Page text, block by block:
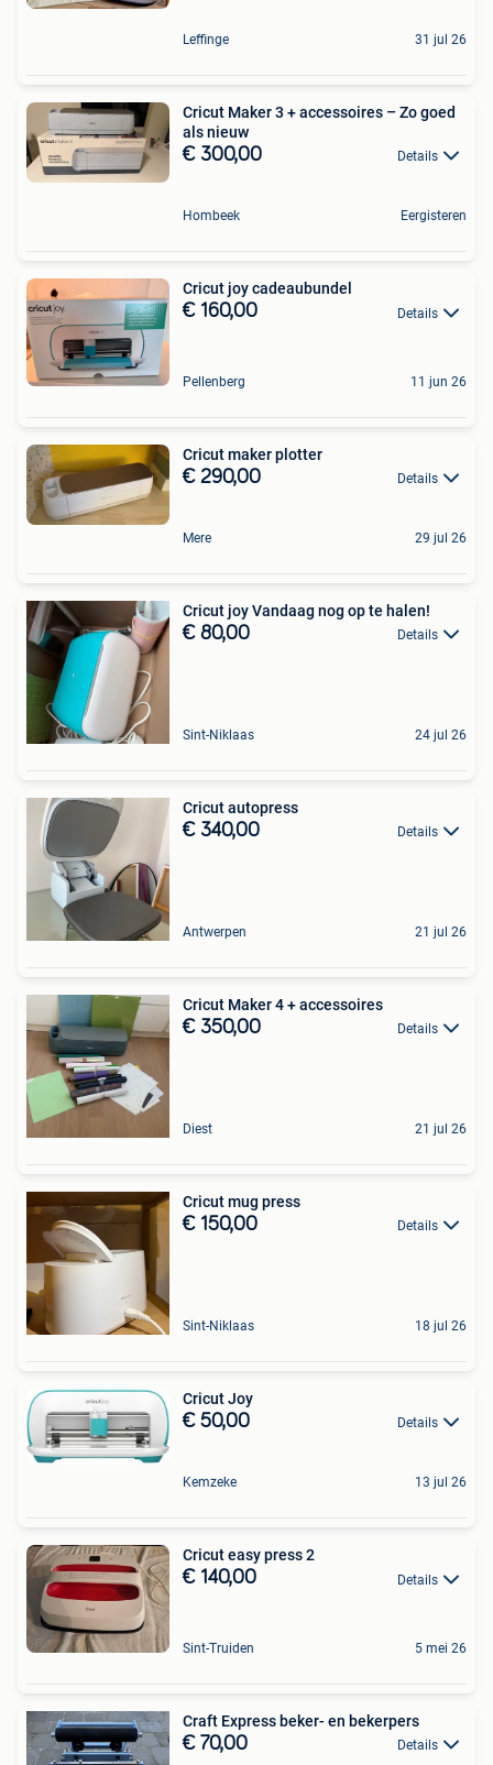
Leffinge 31 jul 26
Cricut Maker 3 + accessoires – Zo goed
als nieuw
€ 300,00 Details
Hombeek Eergisteren
Cricut joy cadeaubundel
€ 160,00 Details
Pellenberg 11 jun 26
Cricut maker plotter
€ 290,00 Details
Mere 29 jul 26
Cricut joy Vandaag nog op te halen!
€ 80,00 Details
Sint-Niklaas 24 jul 26
Cricut autopress
€ 340,00 Details
Antwerpen 21 jul 26
Cricut Maker 4 + accessoires
€ 350,00 Details
Diest 21 jul 26
Cricut mug press
€ 150,00 Details
Sint-Niklaas 18 jul 26
Cricut Joy
€ 50,00 Details
Kemzeke 13 jul 26
Cricut easy press 2
€ 140,00 Details
Sint-Truiden 5 mei 26
Craft Express beker- en bekerpers
€ 70,00 Details